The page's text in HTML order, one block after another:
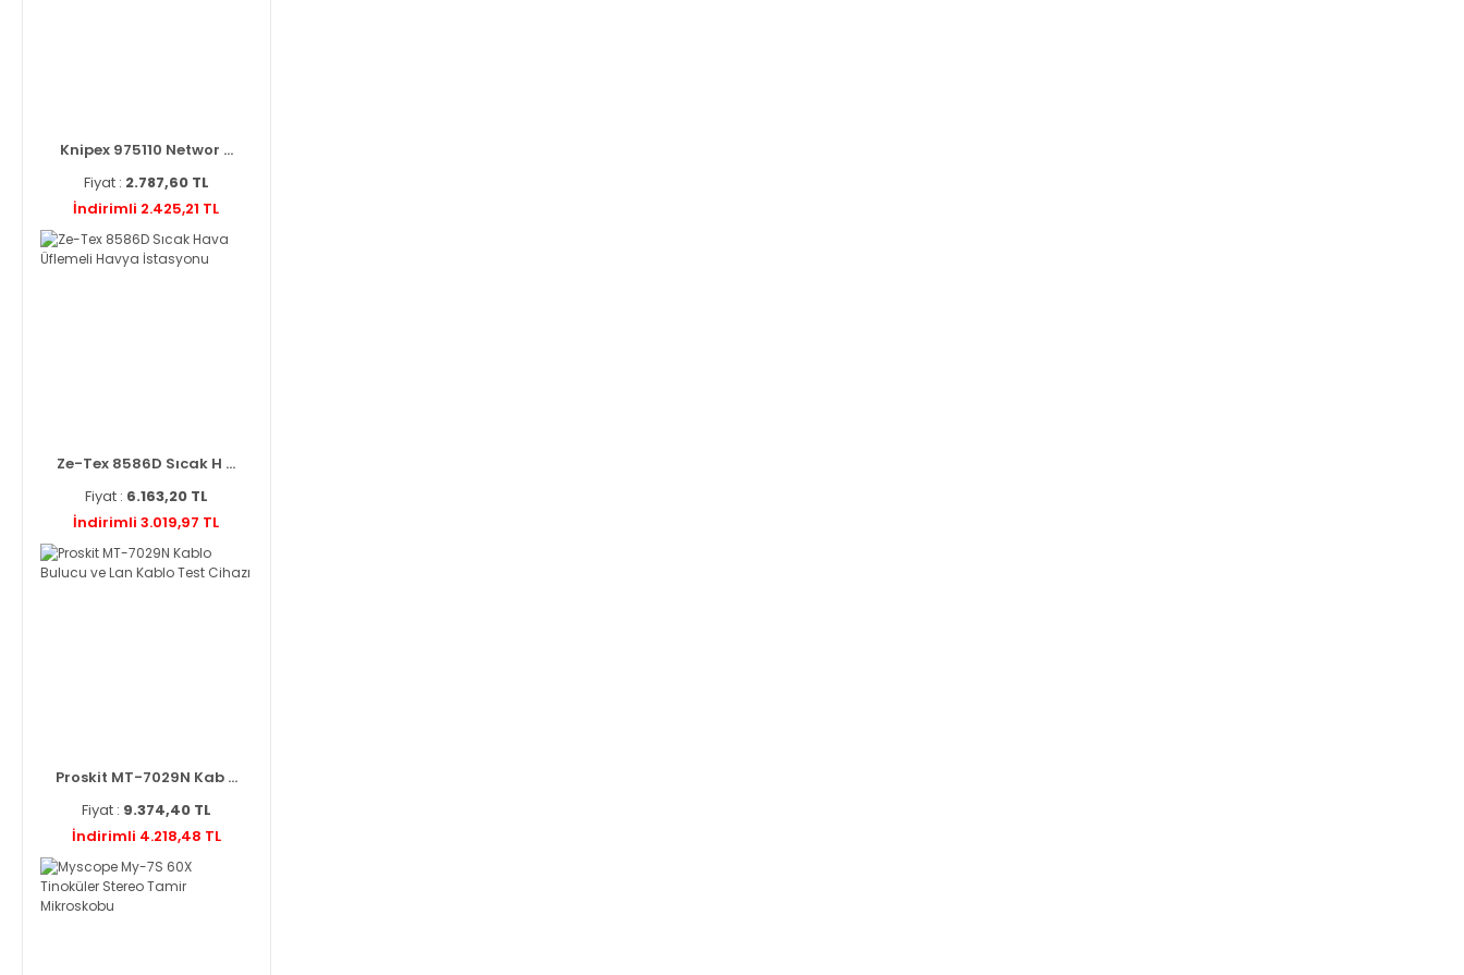
Knipex 975110 Networ ...
Fiyat : 2.787,60 TL
İndirimli 2.425,21 TL
Ze-Tex 8586D Sıcak H ...
Fiyat : 6.163,20 TL
İndirimli 3.019,97 TL
Proskit MT-7029N Kab ...
Fiyat : 9.374,40 TL
İndirimli 4.218,48 TL